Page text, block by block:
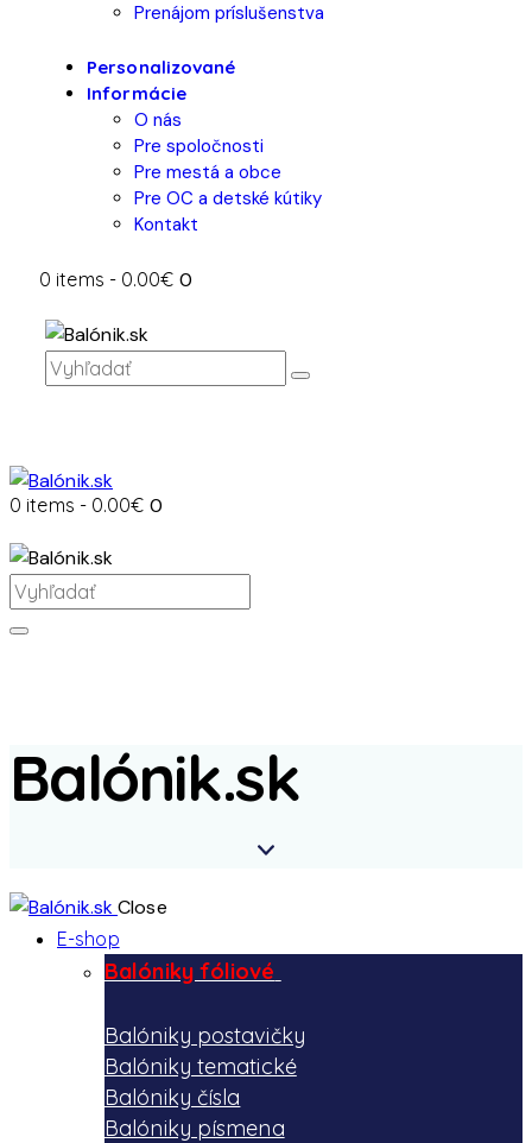
Prenájom príslušenstva
Personalizované
Informácie
O nás
Pre spoločnosti
Pre mestá a obce
Pre OC a detské kútiky
Kontakt
0 items - 0.00€ 0
0 items - 0.00€ 0
Balónik.sk
Close
E-shop
Balóniky fóliové
Balóniky postavičky
Balóniky tematické
Balóniky čísla
Balóniky písmena